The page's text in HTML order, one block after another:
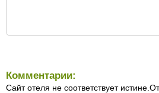
Комментарии:
Сайт отеля не соответствует